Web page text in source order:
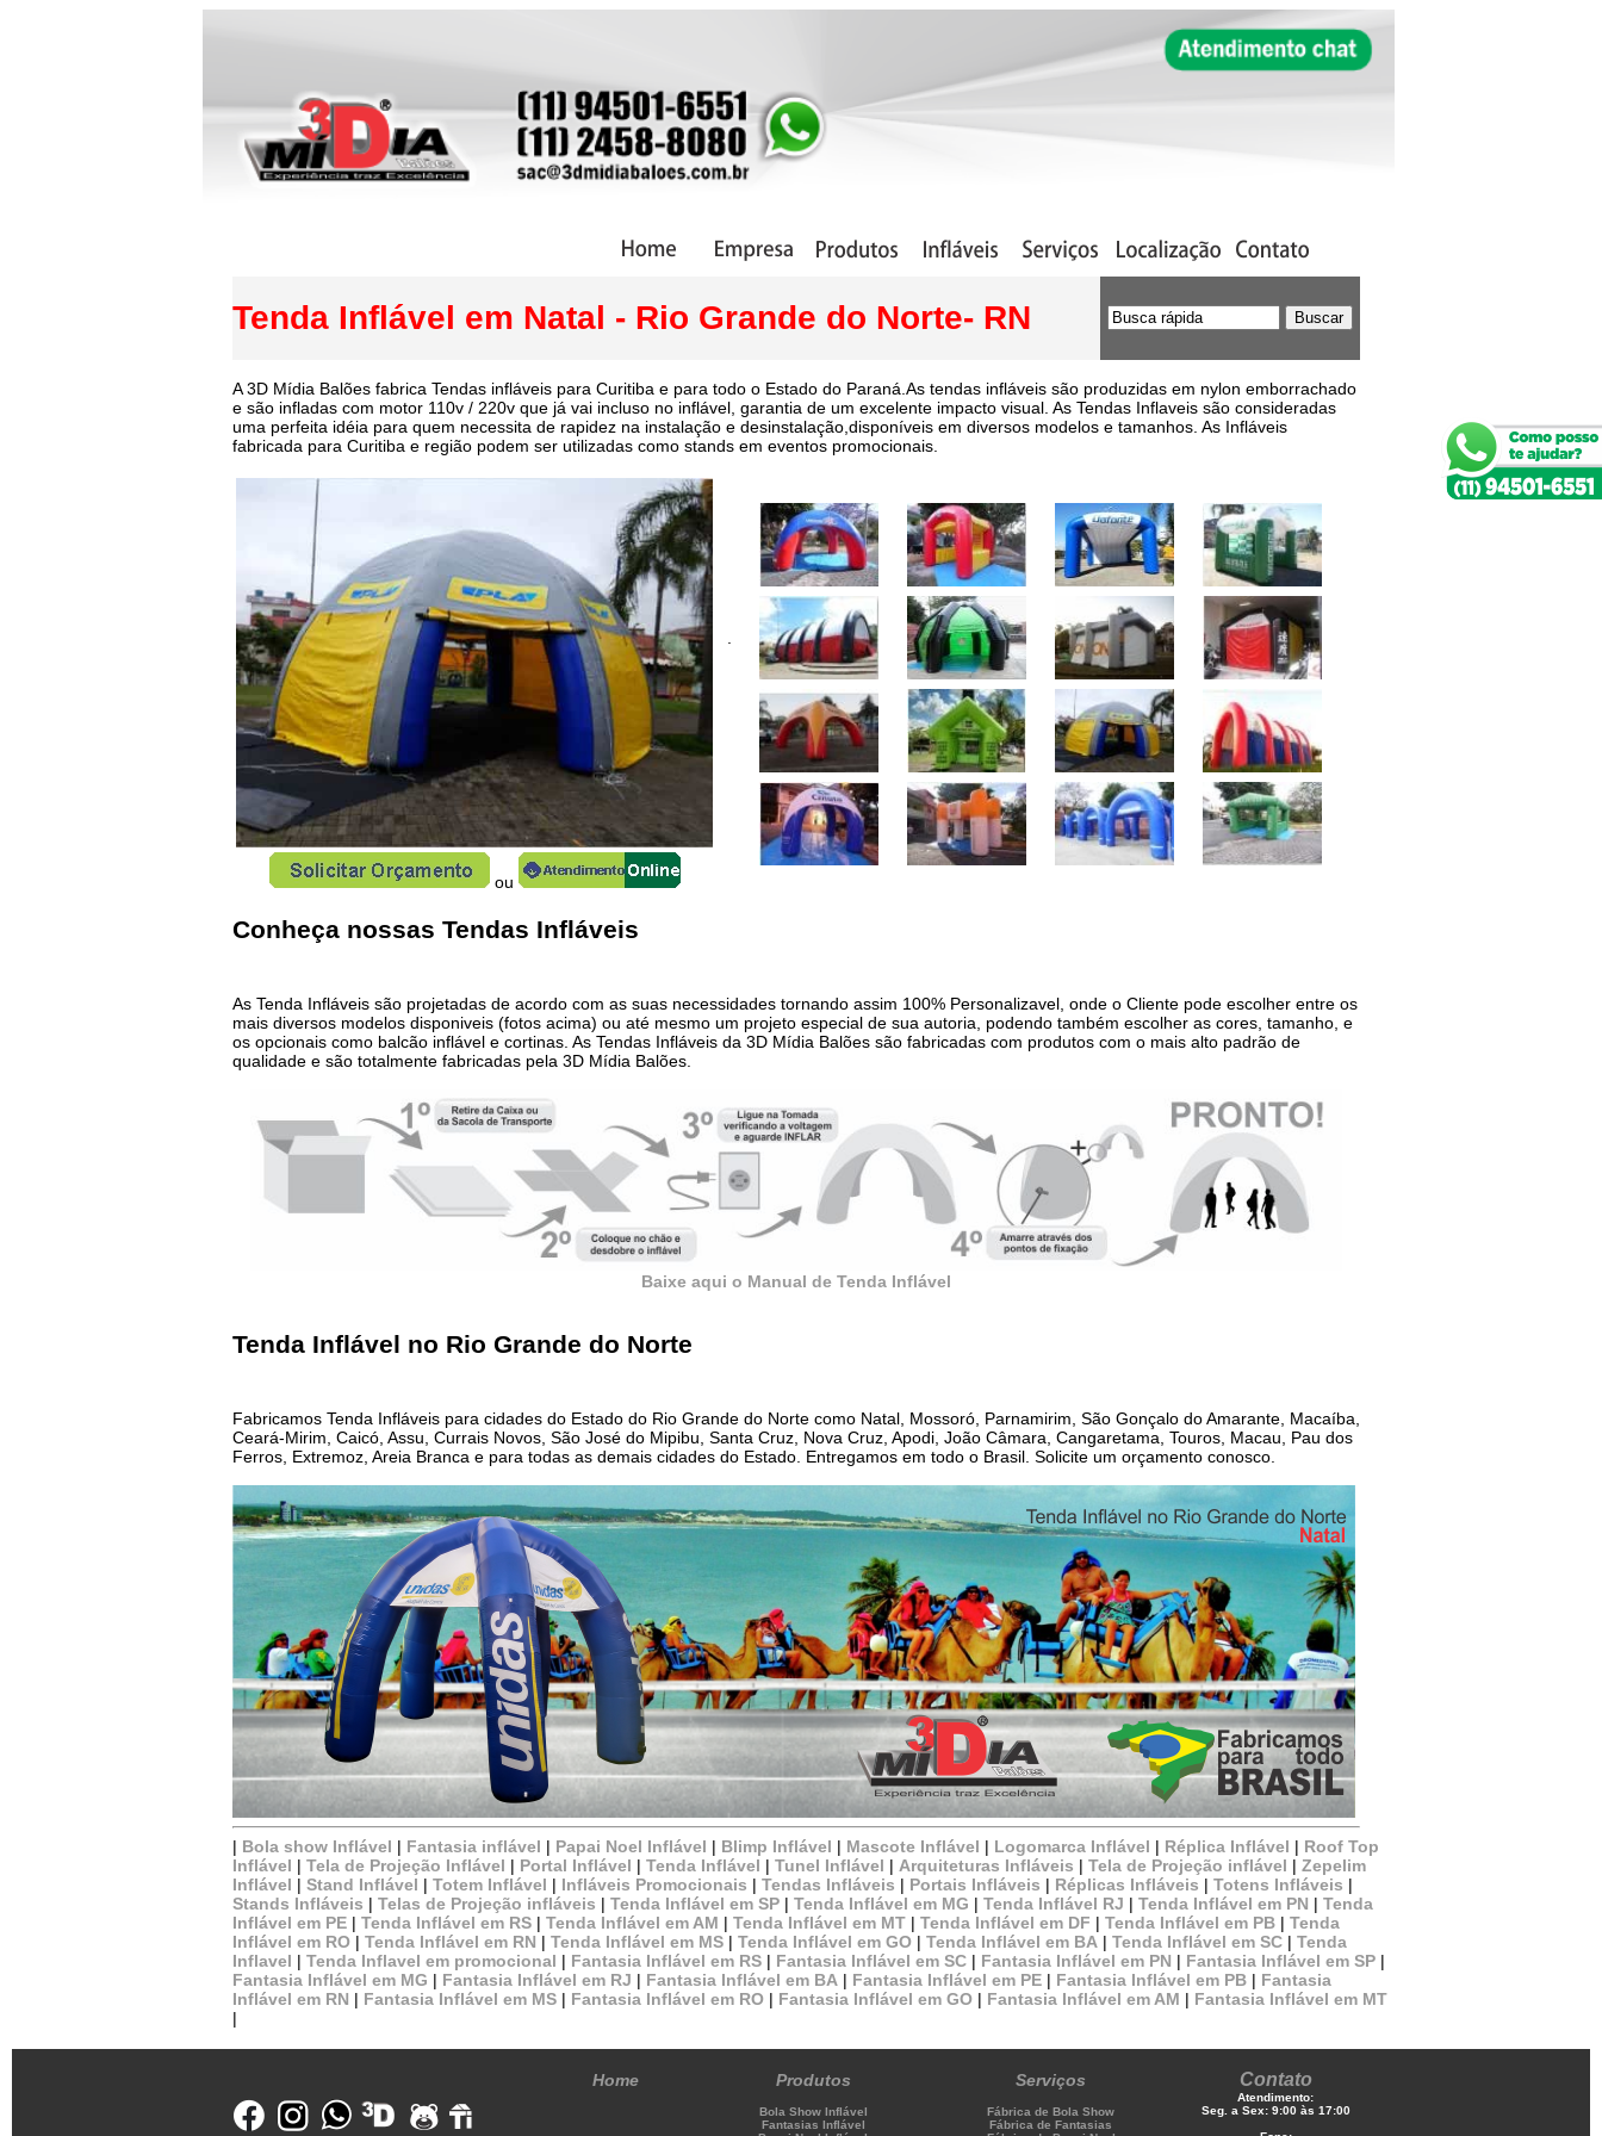
Tenda Inflável em Natal - Rio Grande do Norte- RN
A 3D Mídia Balões fabrica Tendas infláveis para Curitiba e para todo o Estado do Paraná.As tendas infláveis são produzidas em nylon emborrachado
e são infladas com motor 110v / 220v que já vai incluso no inflável, garantia de um excelente impacto visual. As Tendas Inflaveis são consideradas
uma perfeita idéia para quem necessita de rapidez na instalação e desinstalação,disponíveis em diversos modelos e tamanhos. As Infláveis
fabricada para Curitiba e região podem ser utilizadas como stands em eventos promocionais.
ou
Conheça nossas Tendas Infláveis
As Tenda Infláveis são projetadas de acordo com as suas necessidades tornando assim 100% Personalizavel, onde o Cliente pode escolher entre os
mais diversos modelos disponiveis (fotos acima) ou até mesmo um projeto especial de sua autoria, podendo também escolher as cores, tamanho, e
os opcionais como balcão inflável e cortinas. As Tendas Infláveis da 3D Mídia Balões são fabricadas com produtos com o mais alto padrão de
qualidade e são totalmente fabricadas pela 3D Mídia Balões.
Baixe aqui o Manual de Tenda Inflável
Tenda Inflável no Rio Grande do Norte
Fabricamos Tenda Infláveis para cidades do Estado do Rio Grande do Norte como Natal, Mossoró, Parnamirim, São Gonçalo do Amarante, Macaíba,
Ceará-Mirim, Caicó, Assu, Currais Novos, São José do Mipibu, Santa Cruz, Nova Cruz, Apodi, João Câmara, Cangaretama, Touros, Macau, Pau dos
Ferros, Extremoz, Areia Branca e para todas as demais cidades do Estado. Entregamos em todo o Brasil. Solicite um orçamento conosco.
| Bola show Inflável | Fantasia inflável | Papai Noel Inflável | Blimp Inflável | Mascote Inflável | Logomarca Inflável | Réplica Inflável | Roof Top
Inflável | Tela de Projeção Inflável | Portal Inflável | Tenda Inflável | Tunel Inflável | Arquiteturas Infláveis | Tela de Projeção inflável | Zepelim
Inflável | Stand Inflável | Totem Inflável | Infláveis Promocionais | Tendas Infláveis | Portais Infláveis | Réplicas Infláveis | Totens Infláveis |
Stands Infláveis | Telas de Projeção infláveis | Tenda Inflável em SP | Tenda Inflável em MG | Tenda Inflável RJ | Tenda Inflável em PN | Tenda
Inflável em PE | Tenda Inflável em RS | Tenda Inflável em AM | Tenda Inflável em MT | Tenda Inflável em DF | Tenda Inflável em PB | Tenda
Inflável em RO | Tenda Inflável em RN | Tenda Inflável em MS | Tenda Inflável em GO | Tenda Inflável em BA | Tenda Inflável em SC | Tenda
Inflavel | Tenda Inflavel em promocional | Fantasia Inflável em RS | Fantasia Inflável em SC | Fantasia Inflável em PN | Fantasia Inflável em SP |
Fantasia Inflável em MG | Fantasia Inflável em RJ | Fantasia Inflável em BA | Fantasia Inflável em PE | Fantasia Inflável em PB | Fantasia
Inflável em RN | Fantasia Inflável em MS | Fantasia Inflável em RO | Fantasia Inflável em GO | Fantasia Inflável em AM | Fantasia Inflável em MT
|
Home Produtos Serviços Contato
Bola Show Inflável
Fantasias Inflável
Fábrica de Bola Show
Fábrica de Fantasias
Atendimento:
Seg. a Sex: 9:00 às 17:00